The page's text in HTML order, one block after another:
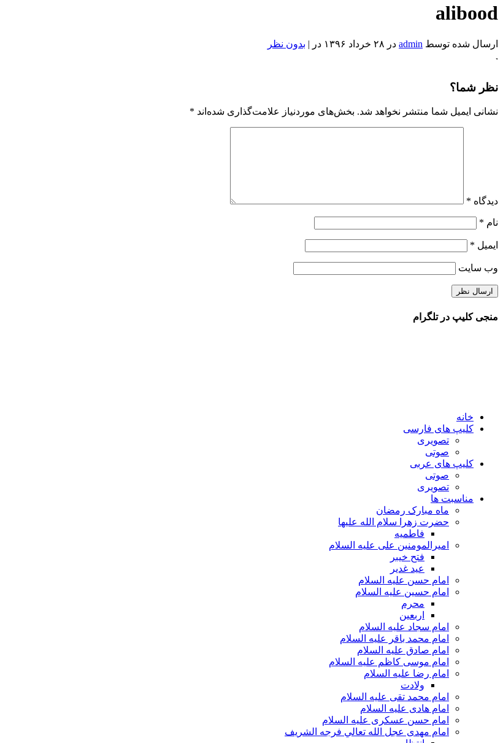
alibood
ارسال شده توسط admin در ۲۸ خرداد ۱۳۹۶ در |
بدون نظر
Reviewed
Admin
on
Jun
18 Rating:
نظر شما؟
نشانی ایمیل شما منتشر نخواهد شد. بخش‌های موردنیاز علامت‌گذاری شده‌اند *
دیدگاه *
نام *
ایمیل *
وب‌ سایت
منجی کلیپ در تلگرام
خانه
کلیپ های فارسی
تصویری
صوتی
کلیپ های عربی
صوتی
تصویری
مناسبت ها
ماه مبارک رمضان
حضرت زهرا سلام الله علیها
فاطمیه
امیرالمومنین علی علیه السلام
فتح خیبر
عید غدیر
امام حسن علیه السلام
امام حسین علیه السلام
محرم
اربعین
امام سجاد علیه السلام
امام محمد باقر علیه السلام
امام صادق علیه السلام
امام موسی کاظم علیه السلام
امام رضا علیه السلام
ولادت
امام محمد تقی علیه السلام
امام هادی علیه السلام
امام حسن عسکری علیه السلام
امام مهدی عجل الله تعالي فرجه الشريف